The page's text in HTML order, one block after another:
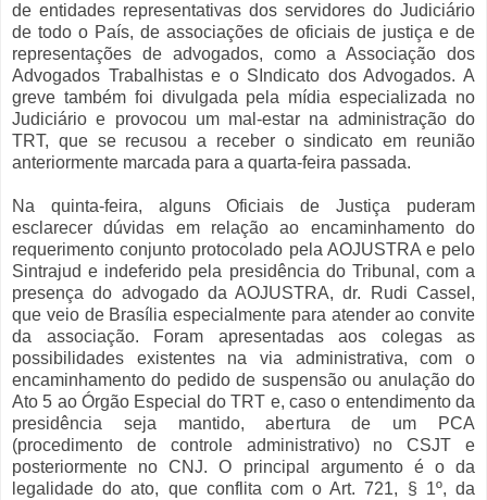
de entidades representativas dos servidores do Judiciário
de todo o País, de associações de oficiais de justiça e de
representações de advogados, como a Associação dos
Advogados Trabalhistas e o SIndicato dos Advogados. A
greve também foi divulgada pela mídia especializada no
Judiciário e provocou um mal-estar na administração do
TRT, que se recusou a receber o sindicato em reunião
anteriormente marcada para a quarta-feira passada.
Na quinta-feira, alguns Oficiais de Justiça puderam
esclarecer dúvidas em relação ao encaminhamento do
requerimento conjunto protocolado pela AOJUSTRA e pelo
Sintrajud e indeferido pela presidência do Tribunal, com a
presença do advogado da AOJUSTRA, dr. Rudi Cassel,
que veio de Brasília especialmente para atender ao convite
da associação. Foram apresentadas aos colegas as
possibilidades existentes na via administrativa, com o
encaminhamento do pedido de suspensão ou anulação do
Ato 5 ao Órgão Especial do TRT e, caso o entendimento da
presidência seja mantido, abertura de um PCA
(procedimento de controle administrativo) no CSJT e
posteriormente no CNJ. O principal argumento é o da
legalidade do ato, que conflita com o Art. 721, § 1º, da